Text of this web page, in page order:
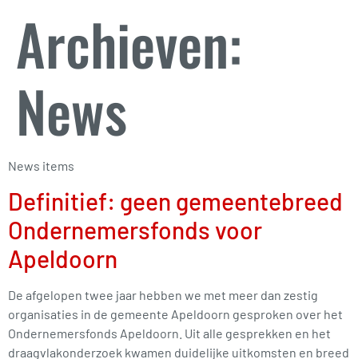
Archieven:
News
News items
Definitief: geen gemeentebreed
Ondernemersfonds voor
Apeldoorn
De afgelopen twee jaar hebben we met meer dan zestig
organisaties in de gemeente Apeldoorn gesproken over het
Ondernemersfonds Apeldoorn. Uit alle gesprekken en het
draagvlakonderzoek kwamen duidelijke uitkomsten en breed